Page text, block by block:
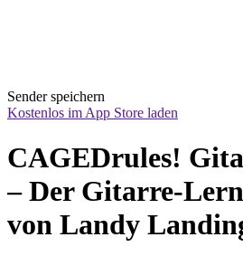
Sender speichern
Kostenlos im App Store laden
CAGEDrules!
– Der Gitarre-
von Landy